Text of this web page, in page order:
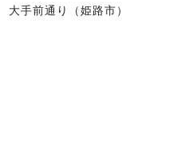
大手前通り（姫路市）